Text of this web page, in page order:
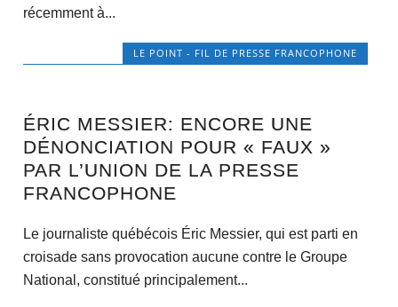
récemment à...
LE POINT - FIL DE PRESSE FRANCOPHONE
ÉRIC MESSIER: ENCORE UNE
DÉNONCIATION POUR « FAUX »
PAR L’UNION DE LA PRESSE
FRANCOPHONE
Le journaliste québécois Éric Messier, qui est parti en
croisade sans provocation aucune contre le Groupe
National, constitué principalement...